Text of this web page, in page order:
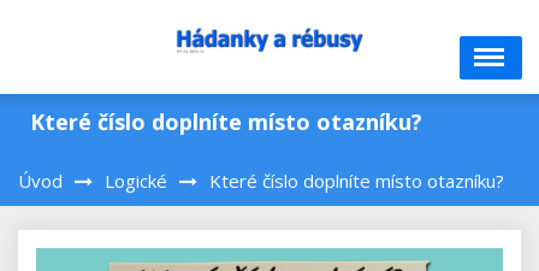
Které číslo doplníte místo otazníku?
Úvod Logické Které číslo doplníte místo otazníku?